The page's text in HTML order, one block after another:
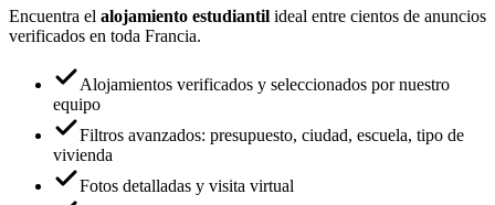
Encuentra el alojamiento estudiantil ideal entre cientos de anuncios
verificados en toda Francia.
Alojamientos verificados y seleccionados por nuestro
equipo
Filtros avanzados: presupuesto, ciudad, escuela, tipo de
vivienda
Fotos detalladas y visita virtual